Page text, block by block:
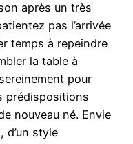
après un très
pas l’arrivée
temps à repeindre
la table à
pour
prédispositions
nouveau né. Envie
d’un style